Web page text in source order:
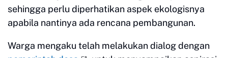
sehingga perlu diperhatikan aspek ekologisnya
apabila nantinya ada rencana pembangunan.
Warga mengaku telah melakukan dialog dengan